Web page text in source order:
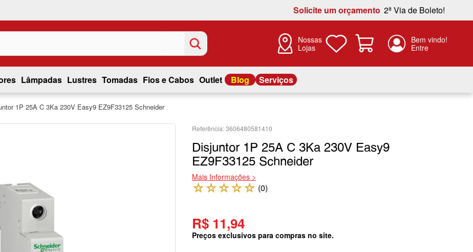
Solicite um orçamento 2ª Via de Boleto!
Nossas
Lojas
Lâmpadas Lustres Tomadas Fios e Cabos Outlet Blog Serviços
1P 25A C 3Ka 230V Easy9 EZ9F33125 Schneider
3606480581410
Disjuntor 1P 25A C 3Ka 230V Easy9
EZ9F33125 Schneider
Mais Informações >
☆☆☆☆☆ (0)
R$ 11,94
Preços exclusivos para compras no site.